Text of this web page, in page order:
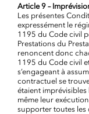
Article 9 –
Les présentes
expressément le
1195 du Code civil
Prestations du
renoncent donc
1195 du Code civil
s’engageant à
contractuel se
étaient
même leur
supporter toutes les